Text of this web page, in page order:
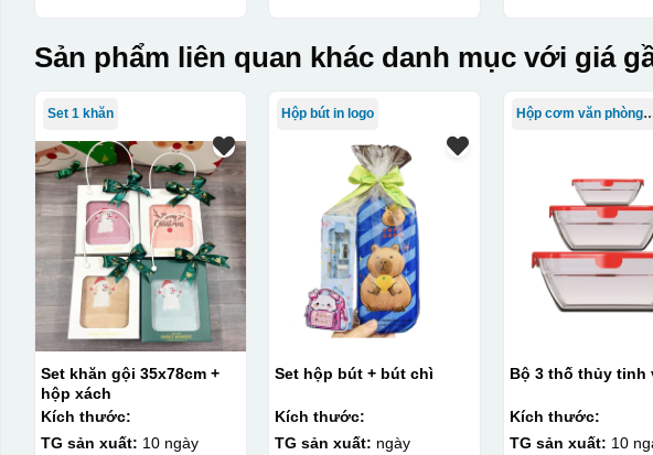
Sản phẩm liên quan khác danh mục với giá
Set 1 khăn
Set khăn gội 35x78cm +
hộp xách
Kích thước:
TG sản xuất: 10 ngày
Hộp bút in logo
Set hộp bút + bút chì
Kích thước:
TG sản xuất: ngày
Hộp cơm văn phòng
Bộ 3 thố thủy tinh
Kích thước:
TG sản xuất: 10